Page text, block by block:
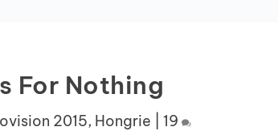
For Nothing
2015, Hongrie |19